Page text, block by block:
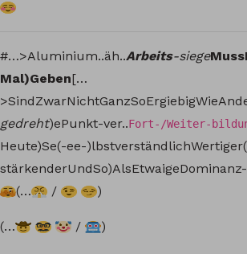
#…>Aluminium..äh..Arbeits-siege
Mal)Geben[…
gedreht)ePunkt-ver..Fort-/Weiter-
Heute)Se(-ee-
(…
/ )
(… / )